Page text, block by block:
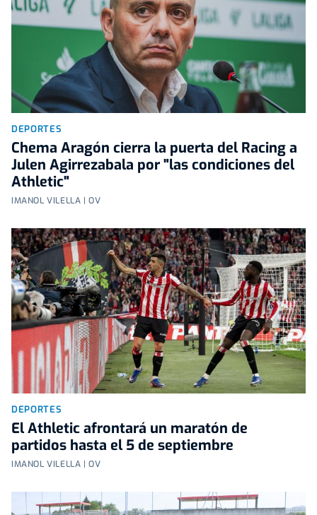
DEPORTES
Chema Aragón cierra la puerta del Racing a
Julen Agirrezabala por "las condiciones del
Athletic"
IMANOL VILELLA | OV
DEPORTES
El Athletic afrontará un maratón de
partidos hasta el 5 de septiembre
IMANOL VILELLA | OV